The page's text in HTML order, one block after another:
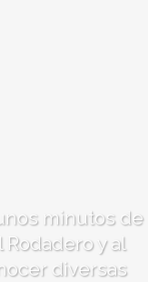
minutos de
y al
diversas